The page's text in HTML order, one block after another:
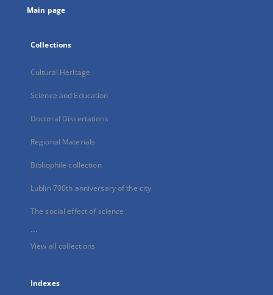
Main page
Collections
Cultural Heritage
Science and Education
Doctoral Dissertations
Regional Materials
Bibliophile collection
Lublin 700th anniversary of the city
The social effect of science
...
View all collections
Indexes